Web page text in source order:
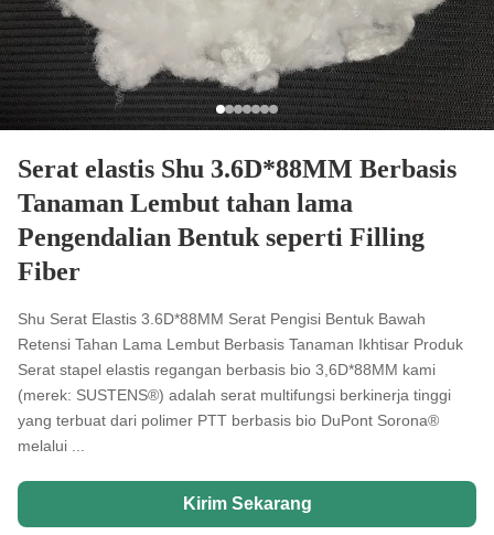
Serat elastis Shu 3.6D*88MM Berbasis
Tanaman Lembut tahan lama
Pengendalian Bentuk seperti Filling
Fiber
Shu Serat Elastis 3.6D*88MM Serat Pengisi Bentuk Bawah
Retensi Tahan Lama Lembut Berbasis Tanaman Ikhtisar Produk
Serat stapel elastis regangan berbasis bio 3,6D*88MM kami
(merek: SUSTENS®) adalah serat multifungsi berkinerja tinggi
yang terbuat dari polimer PTT berbasis bio DuPont Sorona®
melalui ...
Kirim Sekarang